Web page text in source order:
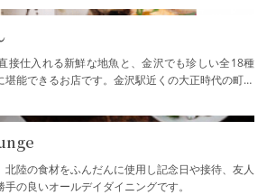
接仕入れる新鮮な地魚と、金沢でも珍しい全18種
能できるお店です。金沢駅近くの大正時代の町家
北陸の食材をふんだんに使用し記念日や接待、友人
の良いオールデイダイニングです。